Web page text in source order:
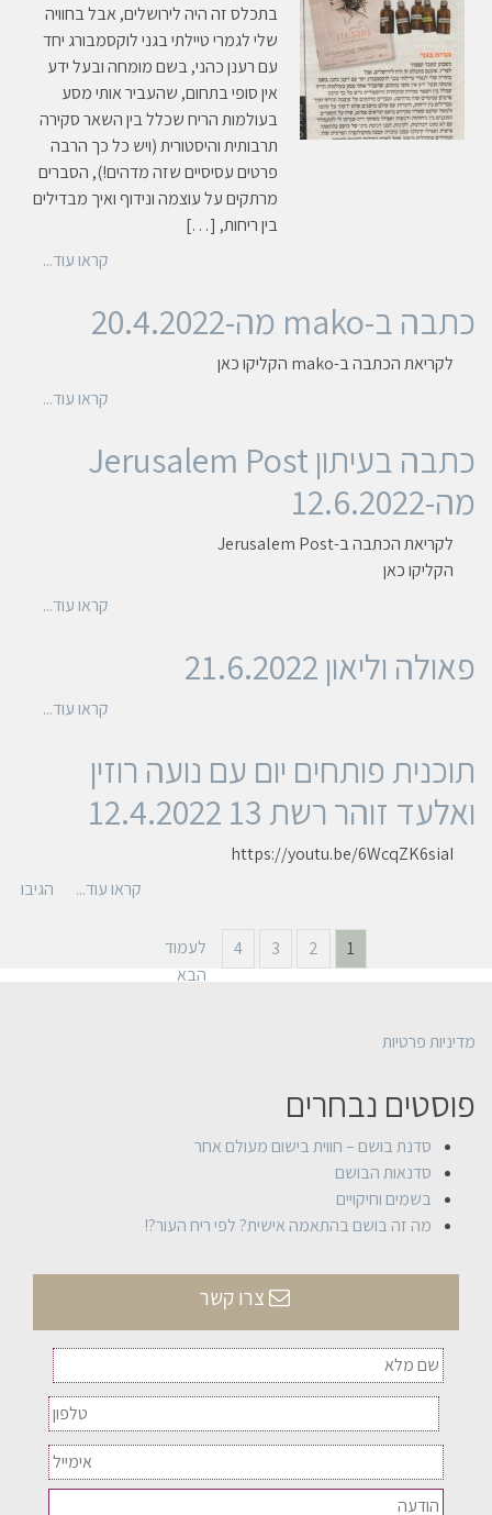
בתכלס זה היה לירושלים, אבל בחוויה
שלי לגמרי טיילתי בגני לוקסמבורג יחד
עם רענן כהני, בשם מומחה ובעל ידע
אין סופי בתחום, שהעביר אותי מסע
בעולמות הריח שכלל בין השאר סקירה
תרבותית והיסטורית (ויש כל כך הרבה
פרטים עסיסיים שזה מדהים!), הסברים
מרתקים על עוצמה ונידוף ואיך מבדילים
בין ריחות, […]
קראו עוד...
כתבה ב-mako מה-20.4.2022
לקריאת הכתבה ב-mako הקליקו כאן
קראו עוד...
כתבה בעיתון Jerusalem Post
מה-12.6.2022
לקריאת הכתבה ב-Jerusalem Post
הקליקו כאן
קראו עוד...
פאולה וליאון 21.6.2022
קראו עוד...
תוכנית פותחים יום עם נועה רוזין
ואלעד זוהר רשת 13 12.4.2022
https://youtu.be/6WcqZK6siaI
קראו עוד...
הגיבו
1
2
3
4
לעמוד
הבא
מדיניות פרטיות
פוסטים נבחרים
סדנת בושם – חווית בישום מעולם אחר
סדנאות הבושם
בשמים וחיקויים
מה זה בושם בהתאמה אישית? לפי ריח העור?!
צרו קשר